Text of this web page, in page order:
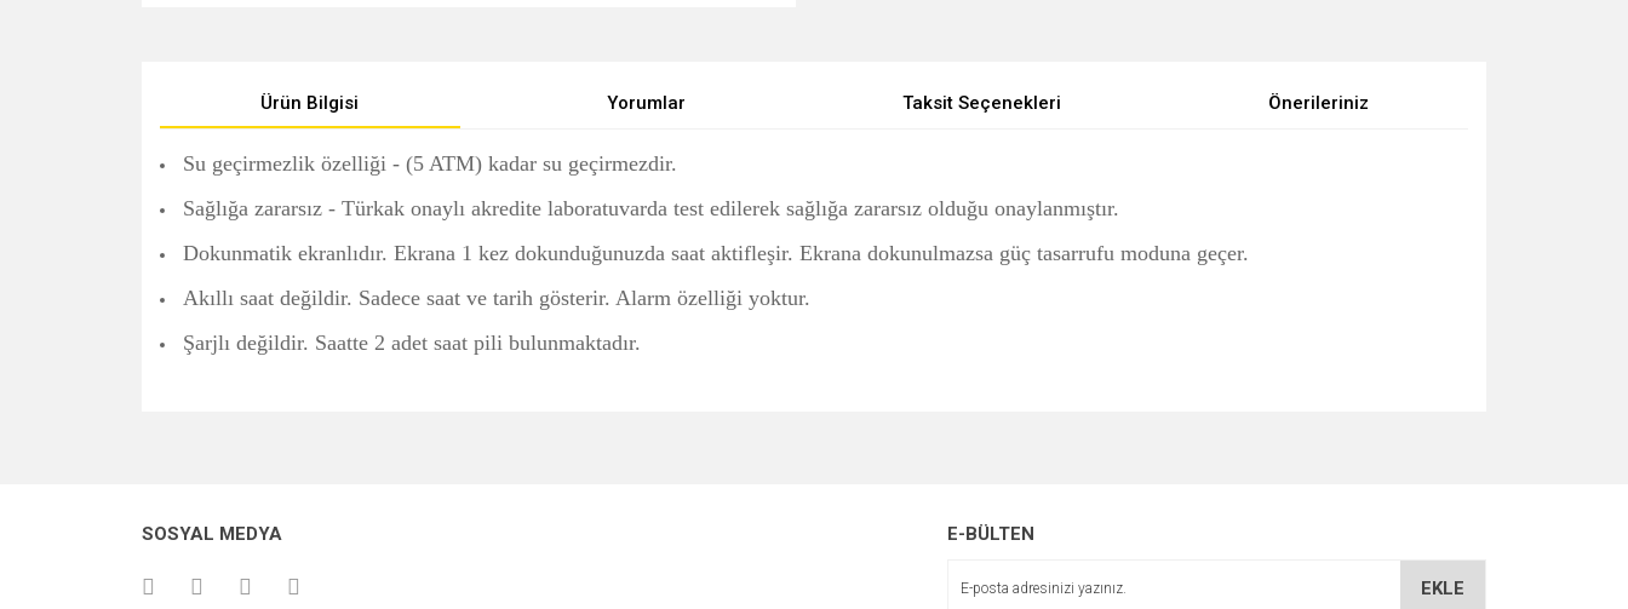
Ürün Bilgisi Yorumlar Taksit Seçenekleri Önerileriniz
Su geçirmezlik özelliği - (5 ATM) kadar su geçirmezdir.
Sağlığa zararsız - Türkak onaylı akredite laboratuvarda test edilerek sağlığa zararsız olduğu onaylanmıştır.
Dokunmatik ekranlıdır. Ekrana 1 kez dokunduğunuzda saat aktifleşir. Ekrana dokunulmazsa güç tasarrufu moduna geçer.
Akıllı saat değildir. Sadece saat ve tarih gösterir. Alarm özelliği yoktur.
Şarjlı değildir. Saatte 2 adet saat pili bulunmaktadır.
Ürün açıklamasında eksik bilgiler bulunuyor.
SOSYAL MEDYA E-BÜLTEN
EKLE